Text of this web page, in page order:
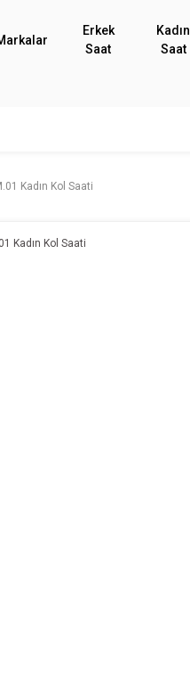
Erkek
Saat
Kadın
Saat
Kadın Kol Saati